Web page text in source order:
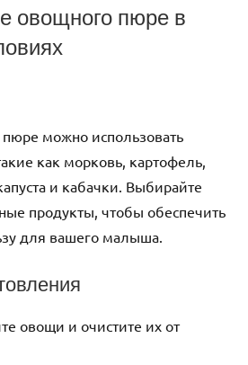
овощного пюре в
можно использовать
как морковь, картофель,
и кабачки. Выбирайте
продукты, чтобы обеспечить
для вашего малыша.
овощи и очистите их от